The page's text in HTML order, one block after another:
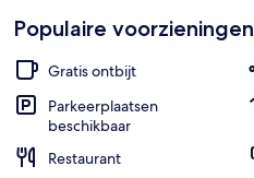
Populaire voorzieningen
Gratis ontbijt
Parkeerplaatsen
beschikbaar
Restaurant